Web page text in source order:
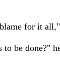
for it
to be done?"